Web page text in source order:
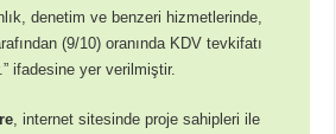
denetim ve benzeri hizmetlerinde,
(9/10) oranında KDV tevkifatı
ifadesine yer verilmiştir.
, internet sitesinde proje sahipleri ile